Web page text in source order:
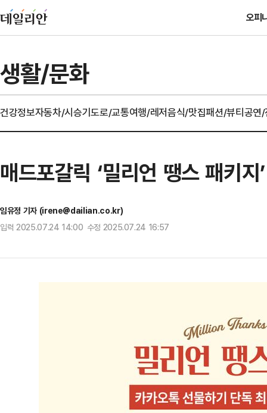
오피
생활/문화
건강정보자동차/시승기도로/교통여행/레저음식/맛집패션/뷰티공연
매드포갈릭 ‘밀리언 땡스 패키
임유정 기자 (irene@dailian.co.kr)
입력 2025.07.24 14:00 수정 2025.07.24 16:57